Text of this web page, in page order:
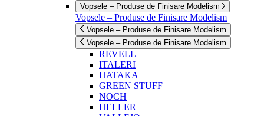
Vopsele – Produse de Finisare Modelism
Vopsele – Produse de Finisare Modelism
Vopsele – Produse de Finisare Modelism
Vopsele – Produse de Finisare Modelism
REVELL
ITALERI
HATAKA
GREEN STUFF
NOCH
HELLER